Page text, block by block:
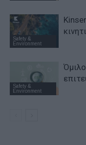
Safety &
Environment
Safety &
Environment